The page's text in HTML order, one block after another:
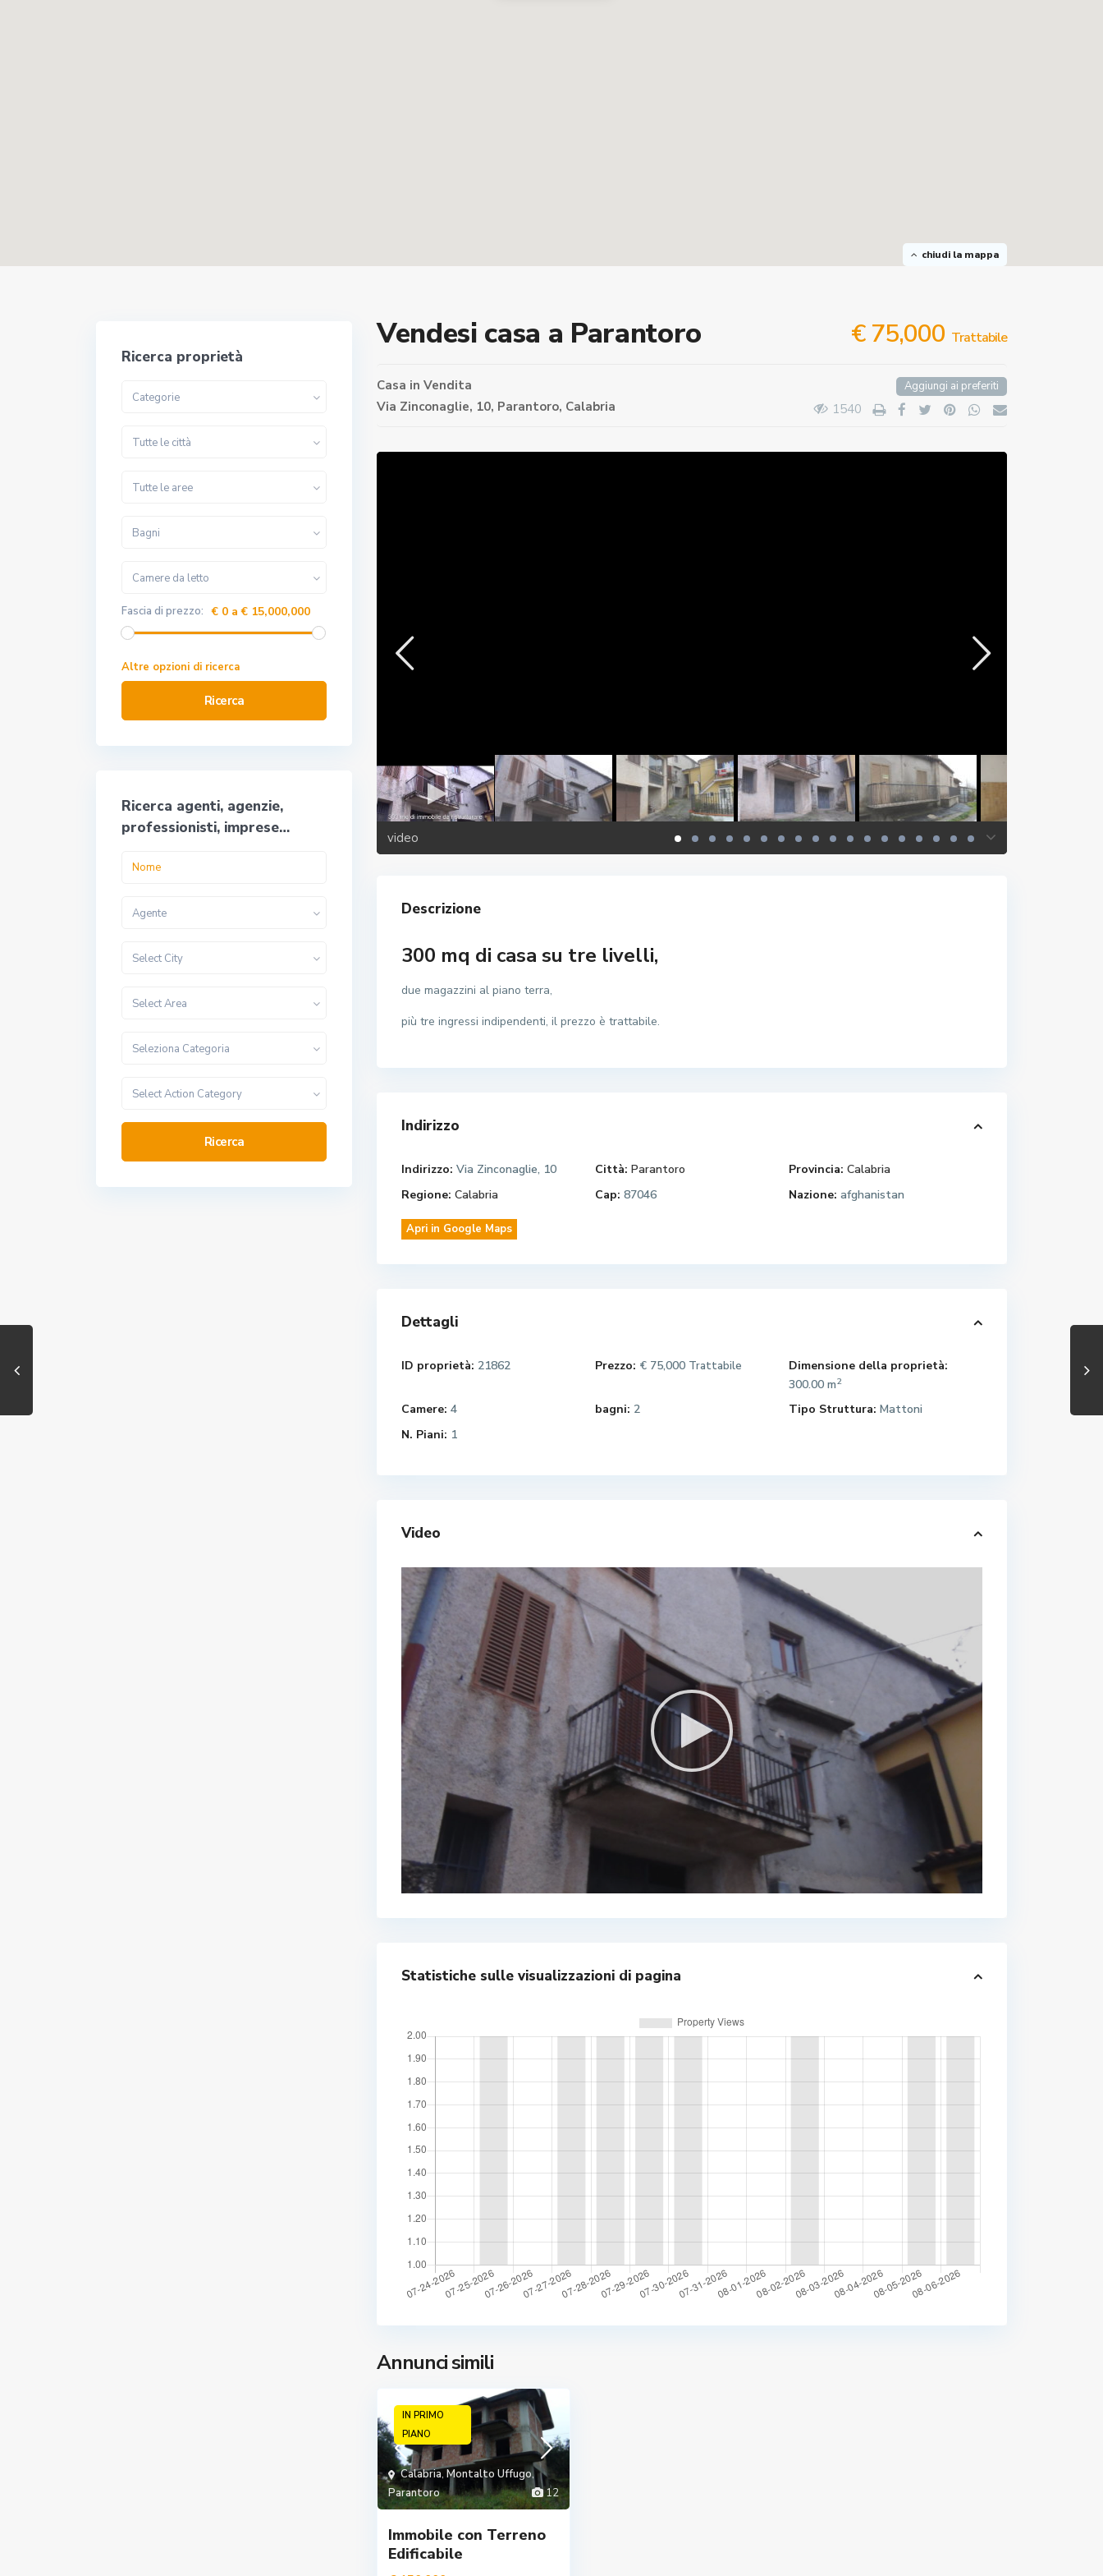
chiudi la mappa
Vendesi casa a Parantoro € 75,000 Trattabile
Casa in Vendita
Via Zinconaglie, 10, Parantoro, Calabria
Aggiungi ai preferiti
1540
video
Descrizione
300 mq di casa su tre livelli,
due magazzini al piano terra,
più tre ingressi indipendenti, il prezzo è trattabile.
Indirizzo
Indirizzo: Via Zinconaglie, 10 Città: Parantoro Provincia: Calabria
Regione: Calabria Cap: 87046 Nazione: afghanistan
Apri in Google Maps
Dettagli
ID proprietà: 21862 Prezzo: € 75,000 Trattabile
Dimensione della proprietà:
300.00 m2
Camere: 4 bagni: 2 Tipo Struttura: Mattoni
N. Piani: 1
Video
Statistiche sulle visualizzazioni di pagina
Annunci simili
12
Calabria, Montalto Uffugo,
Parantoro
IN PRIMO
PIANO
Immobile con Terreno
Edificabile
Ricerca proprietà
Categorie
Tutte le città
Tutte le aree
Bagni
Camere da letto
Fascia di prezzo: € 0 a € 15,000,000
Altre opzioni di ricerca
Ricerca
Ricerca agenti, agenzie,
professionisti, imprese…
Agente
Select City
Select Area
Seleziona Categoria
Select Action Category
Ricerca